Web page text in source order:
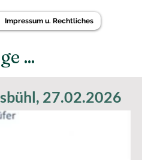
Impressum u. Rechtliches
...
27.02.2026